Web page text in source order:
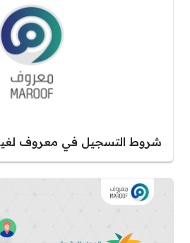
شروط التسجيل في معروف لغير